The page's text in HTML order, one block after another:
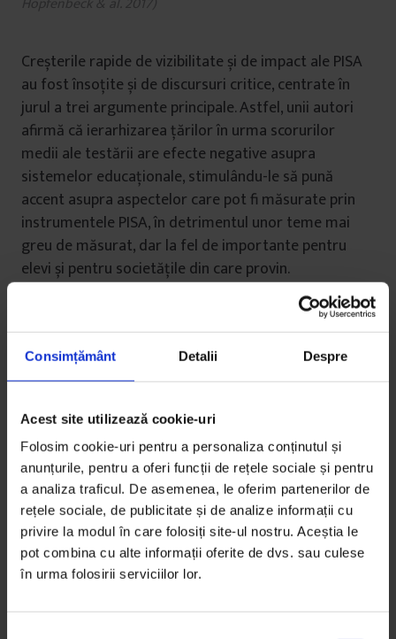
Consimțământ Detalii Despre
Acest site utilizează cookie-uri
Folosim cookie-uri pentru a personaliza conținutul și
anunțurile, pentru a oferi funcții de rețele sociale și pentru
a analiza traficul. De asemenea, le oferim partenerilor de
rețele sociale, de publicitate și de analize informații cu
privire la modul în care folosiți site-ul nostru. Aceștia le
pot combina cu alte informații oferite de dvs. sau culese
în urma folosirii serviciilor lor.
Creșterile rapide de vizibilitate și de impact ale PISA
au fost însoțite și de discursuri critice, centrate în
jurul a trei argumente principale. Astfel, unii autori
afirmă că ierarhizarea țărilor în urma scorurilor
medii ale testării are efecte negative asupra
sistemelor educaționale, stimulându-le să pună
accent asupra aspectelor care pot fi măsurate prin
instrumentele PISA, în detrimentul unor teme mai
greu de măsurat, dar la fel de importante pentru
elevi și pentru societățile din care provin.
În plus, sunt țări în care elevii sunt antrenați pe
durata școlii pentru testarea PISA, fapt care
dăunează învățării și introduce distorsiuni în
rezultatele aplicării oficiale a testului. Al doilea
OECD și firme globale specializate în educație. Una
dintre consecințele acestei colaborări este că
elaborarea instrumentelor PISA, aplicarea lor și
interpretarea datelor nu sunt complet transparente.
De asemenea, apar conflicte de interese, datorită
faptului că aceleași firme obțin profit din vânzarea de
documentații de antrenament. În al treilea rând, unii
experți afirmă că în elaborarea chestionarelor,